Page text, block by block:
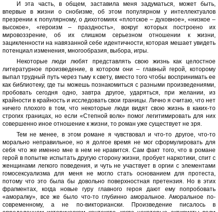
И эта часть, в общем, заставила меня задуматься, может быть,
впервые в жизни о снобизме, об этом популярном у интеллектуалов
презрении к популярному, о дихотомиях «плотское – духовное», «низкое –
высокое», «героизм – праздность», вокруг которых построено их
мировоззрение, об их слишком серьезном отношении к жизни,
зацикленности на навязанной себе идентичности, которая мешает увидеть
потенциал изменения, многообразия, выбора, игры.
Некоторые люди любят представлять свою жизнь как целостное
литературное произведение, в котором они – главный герой, которому
выпал трудный путь через тьму к свету, вместо того чтобы воспринимать ее
как библиотеку, где ты можешь познакомиться с разными произведениями,
пробовать сегодня одно, завтра другое, ударяться, при желании, из
крайности в крайность и исследовать свои границы. Лично я считаю, что нет
ничего плохого в том, что некоторые люди видят свою жизнь в каких-то
строгих границах, но если «Степной волк» помог легитимировать для них
совершенно иное отношение к жизни, то роман уже существует не зря.
Тем не менее, в этом романе я чувствовал и что-то другое, что-то
морально неправильное, но я долгое время не мог сформулировать для
себя что же именно мне в нем не нравится. Сам факт того, что в романе
герой в попытке испытать другую сторону жизни, пробует наркотики, спит с
женщинами легкого поведения, и чуть не участвует в оргии с элементами
гомосексуализма для меня не могло стать основанием для протеста,
потому что это была бы довольно поверхностная претензия. Но в этих
фрагментах, когда новые гуру главного героя дают ему попробовать
«аморалку», все же было что-то глубинно аморальное. Аморальное по-
современному, а не по-викториански. Произведение писалось в